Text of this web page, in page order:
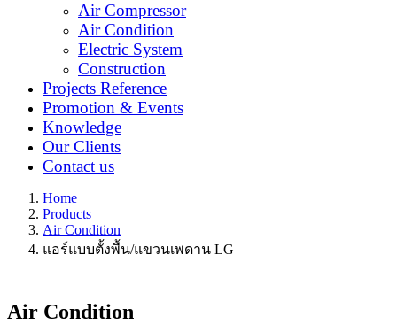
Air Compressor
Air Condition
Electric System
Construction
Projects Reference
Promotion & Events
Knowledge
Our Clients
Contact us
Home
Products
Air Condition
แอร์แบบตั้งพื้น/แขวนเพดาน LG
Air Condition